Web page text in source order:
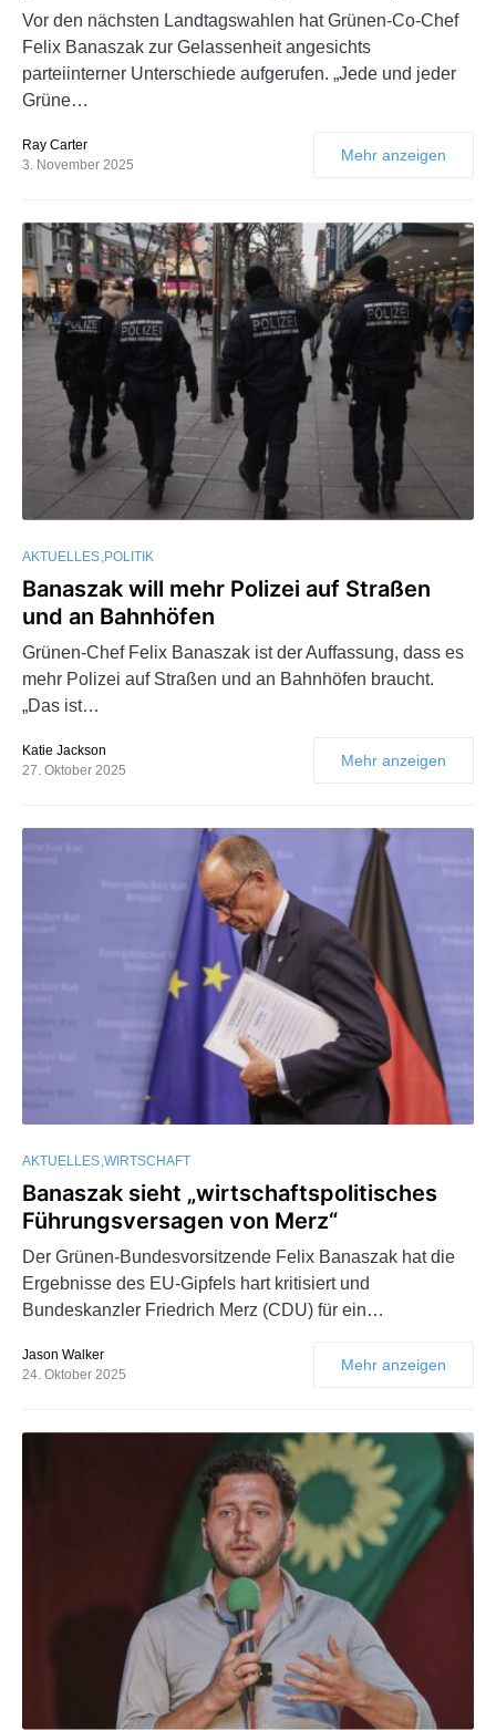
Vor den nächsten Landtagswahlen hat Grünen-Co-Chef
Felix Banaszak zur Gelassenheit angesichts
parteiinterner Unterschiede aufgerufen. „Jede und jeder
Grüne…
Ray Carter
3. November 2025
Mehr anzeigen
AKTUELLES POLITIK
Banaszak will mehr Polizei auf Straßen
und an Bahnhöfen
Grünen-Chef Felix Banaszak ist der Auffassung, dass es
mehr Polizei auf Straßen und an Bahnhöfen braucht.
„Das ist…
Katie Jackson
27. Oktober 2025
Mehr anzeigen
AKTUELLES WIRTSCHAFT
Banaszak sieht „wirtschaftspolitisches
Führungsversagen von Merz“
Der Grünen-Bundesvorsitzende Felix Banaszak hat die
Ergebnisse des EU-Gipfels hart kritisiert und
Bundeskanzler Friedrich Merz (CDU) für ein…
Jason Walker
24. Oktober 2025
Mehr anzeigen